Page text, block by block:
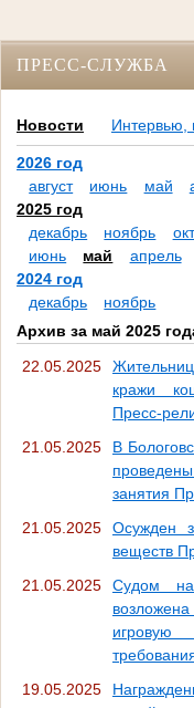
ПРЕСС-СЛУЖБА
Новости Интервью,
2026 год
август
июнь май
2025 год
декабрь
ноябрь
июнь
май апрель
2024 год
декабрь
ноябрь
Архив за май 2025
22.05.2025
кражи
Пресс-
21.05.2025
В
занятия
21.05.2025
Осужден
веществ
21.05.2025
Судом на
19.05.2025